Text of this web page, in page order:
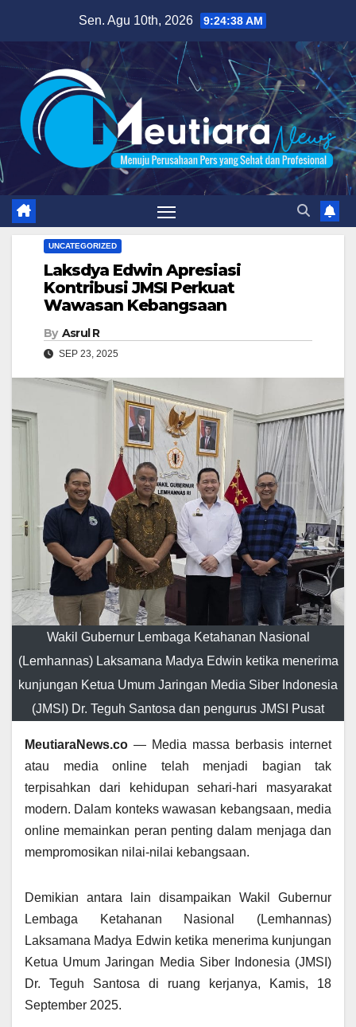
content
Sen. Agu 10th, 2026 9:24:39 AM
UNCATEGORIZED
Laksdya Edwin Apresiasi
Kontribusi JMSI Perkuat
Wawasan Kebangsaan
By Asrul R
SEP 23, 2025
Wakil Gubernur Lembaga Ketahanan Nasional
(Lemhannas) Laksamana Madya Edwin ketika menerima
kunjungan Ketua Umum Jaringan Media Siber Indonesia
(JMSI) Dr. Teguh Santosa dan pengurus JMSI Pusat
MeutiaraNews.co — Media massa berbasis internet
atau media online telah menjadi bagian tak
terpisahkan dari kehidupan sehari-hari masyarakat
modern. Dalam konteks wawasan kebangsaan, media
online memainkan peran penting dalam menjaga dan
mempromosikan nilai-nilai kebangsaan.
Demikian antara lain disampaikan Wakil Gubernur
Lembaga Ketahanan Nasional (Lemhannas)
Laksamana Madya Edwin ketika menerima kunjungan
Ketua Umum Jaringan Media Siber Indonesia (JMSI)
Dr. Teguh Santosa di ruang kerjanya, Kamis, 18
September 2025.